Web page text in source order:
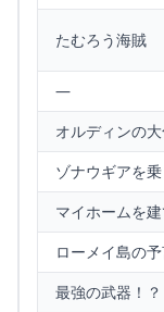
たむろう海賊
—
オルディンの
ゾナウギアを
マイホームを
ローメイ島の
最強の武器！？